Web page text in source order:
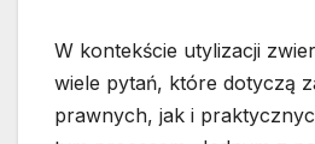
W kontekście utylizacji
wiele pytań, które dotyczą
prawnych, jak i